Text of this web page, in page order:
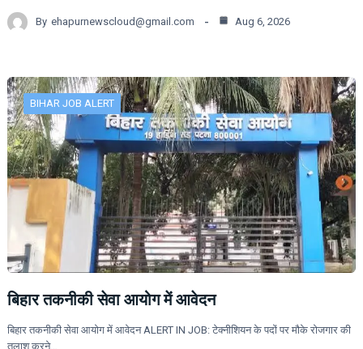
By ehapurnewscloud@gmail.com Aug 6, 2026
BIHAR JOB ALERT
बिहार तकनीकी सेवा आयोग में आवेदन
बिहार तकनीकी सेवा आयोग में आवेदन ALERT IN JOB: टेक्नीशियन के पदों पर मौके रोजगार की
तलाश करने…